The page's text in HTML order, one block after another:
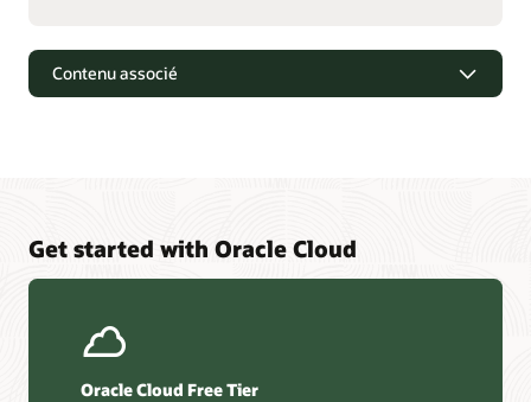
Contenu associé
Get started with Oracle Cloud
Oracle Cloud Free Tier